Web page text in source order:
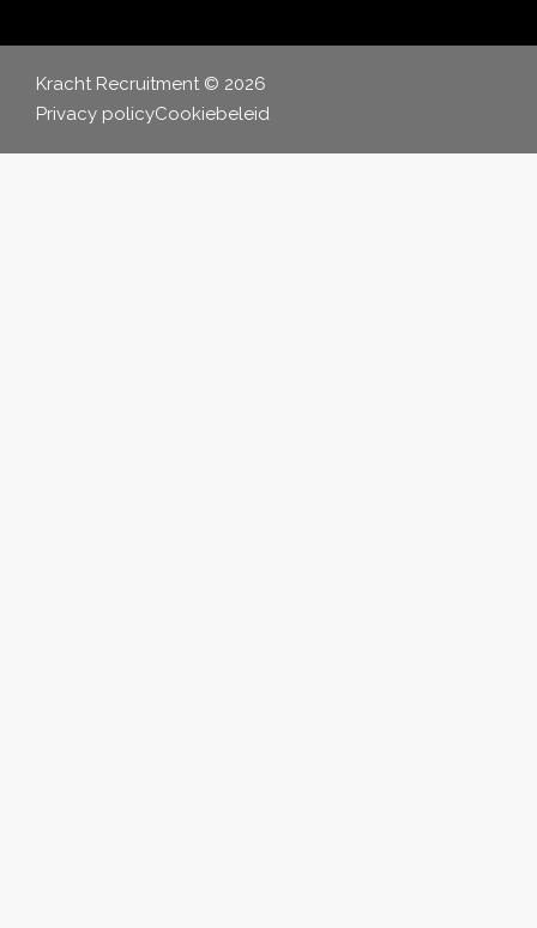
Kracht Recruitment © 2026
Privacy policyCookiebeleid